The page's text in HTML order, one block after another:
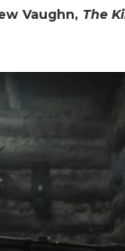
Vaughn, The